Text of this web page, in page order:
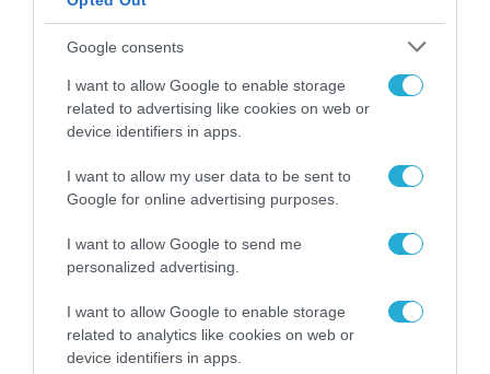
Google consents
I want to allow Google to enable storage
related to advertising like cookies on web or
device identifiers in apps.
I want to allow my user data to be sent to
Google for online advertising purposes.
I want to allow Google to send me
personalized advertising.
I want to allow Google to enable storage
related to analytics like cookies on web or
device identifiers in apps.
26.10.2023
ΤΗΛΕΠΙΚΟΙΝΩΝΙΕΣ
Νίκος Σταθόπουλος (BC